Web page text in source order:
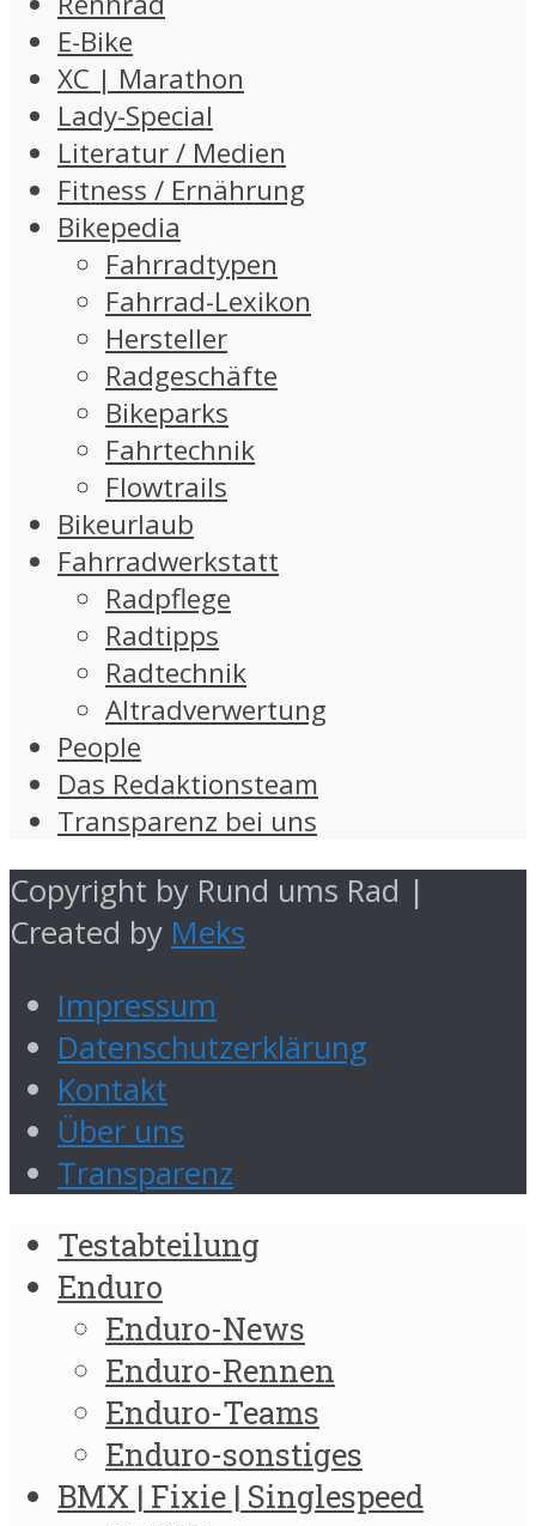
E-Bike
XC | Marathon
Lady-Special
Literatur / Medien
Fitness / Ernährung
Bikepedia
Fahrradtypen
Fahrrad-Lexikon
Hersteller
Radgeschäfte
Bikeparks
Fahrtechnik
Flowtrails
Bikeurlaub
Fahrradwerkstatt
Radpflege
Radtipps
Radtechnik
Altradverwertung
People
Das Redaktionsteam
Transparenz bei uns
Copyright by Rund ums Rad |
Created by Meks
Impressum
Datenschutzerklärung
Kontakt
Über uns
Transparenz
Testabteilung
Enduro
Enduro-News
Enduro-Rennen
Enduro-Teams
Enduro-sonstiges
BMX | Fixie | Singlespeed